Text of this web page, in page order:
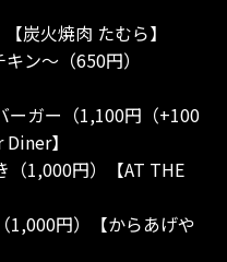
炭火焼肉 たむら】
ン～（650円）
ーガー（1,100円（+100
】
（1,000円）【AT THE
1,000円）【からあげや